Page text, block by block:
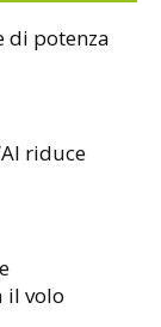
di potenza
riduce
il volo